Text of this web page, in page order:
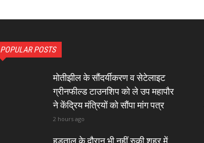
POPULAR POSTS
मोतीझील के सौंदर्यीकरण व सेटेलाइट
ग्रीनफील्ड टाउनशिप को ले उप महापौर
ने केंद्रिय मंत्रियों को सौंपा मांग पत्र
2 hours ago
हड़ताल के दौरान भी नहीं रुकी शहर में